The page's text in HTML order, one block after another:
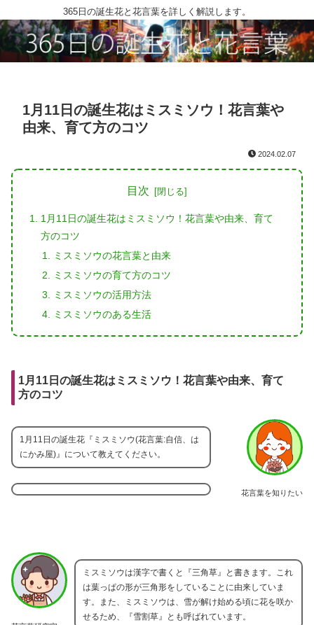
365日の誕生花と花言葉を詳しく解説します。
1月11日の誕生花はミスミソウ！花言葉や
由来、育て方のコツ
2024.02.07
目次
1月11日の誕生花はミスミソウ！花言葉や由来、育て
方のコツ
ミスミソウの花言葉と由来
ミスミソウの育て方のコツ
ミスミソウの活用方法
ミスミソウのある生活
1月11日の誕生花はミスミソウ！花言葉や由来、育て
方のコツ
花言葉を知りたい
1月11日の誕生花『ミスミソウ(花言葉:自信、は
にかみ屋)』について教えてください。
ミスミソウは漢字で書くと『三角草』と書きます。これ
は葉っぱの形が三角形をしていることに由来していま
す。また、ミスミソウは、雪が解け始める頃に花を咲か
せるため、『雪割草』とも呼ばれています。